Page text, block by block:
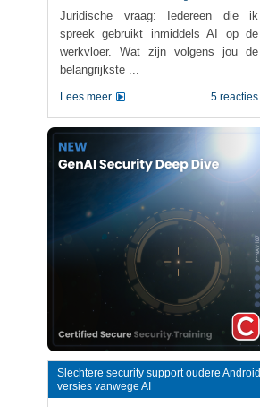
Juridische vraag: Iedereen die ik
spreek gebruikt inmiddels AI op de
werkvloer. Wat zijn volgens jou de
belangrijkste ...
5 reacties
Lees meer
Slechtere security support oudere Android
versies vanwege AI